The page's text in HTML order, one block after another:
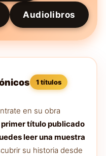
Audiolibros
1 títulos
en su obra
primer título publicado
leer una muestra
su historia desde